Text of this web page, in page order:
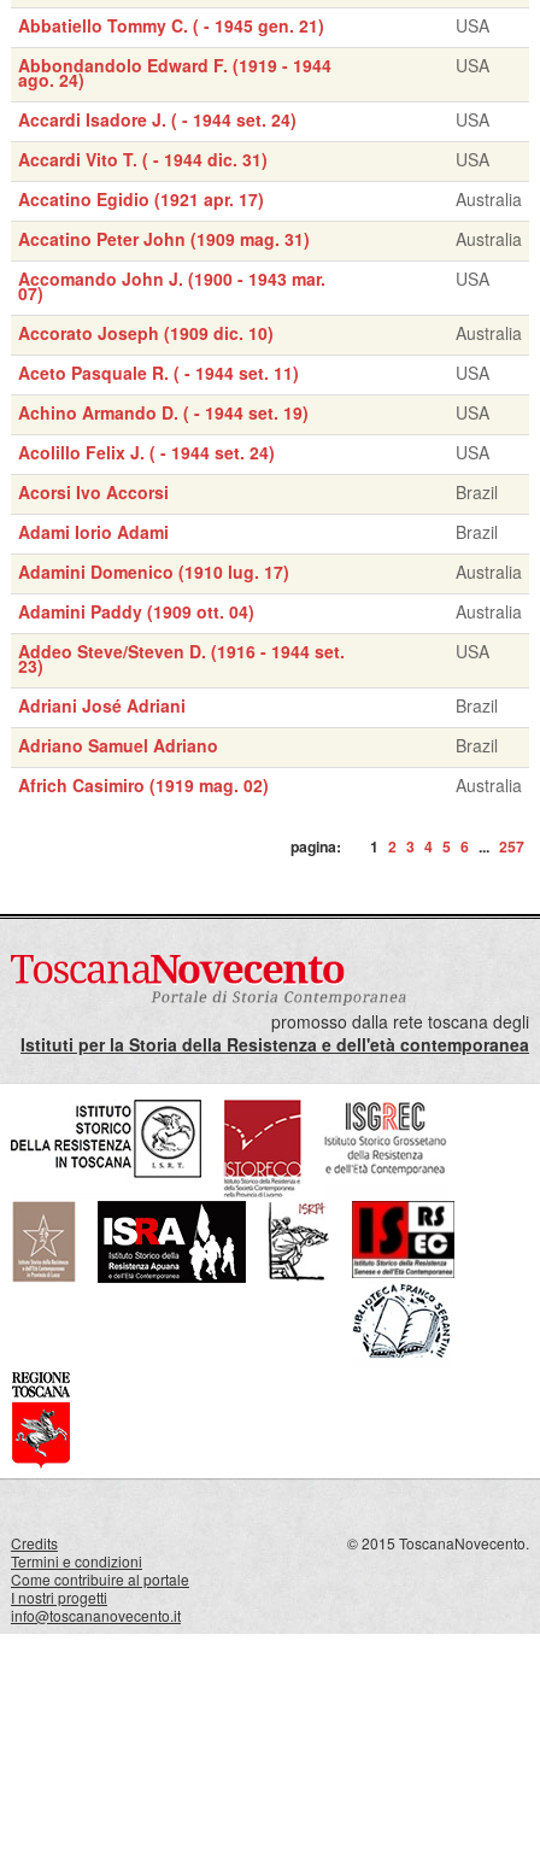
Abbatiello Tommy C. ( - 1945 gen. 21)
USA
Abbondandolo Edward F. (1919 - 1944
ago. 24)
USA
Accardi Isadore J. ( - 1944 set. 24)
USA
Accardi Vito T. ( - 1944 dic. 31)
USA
Accatino Egidio (1921 apr. 17)
Australia
Accatino Peter John (1909 mag. 31)
Australia
Accomando John J. (1900 - 1943 mar.
07)
USA
Accorato Joseph (1909 dic. 10)
Australia
Aceto Pasquale R. ( - 1944 set. 11)
USA
Achino Armando D. ( - 1944 set. 19)
USA
Acolillo Felix J. ( - 1944 set. 24)
USA
Acorsi Ivo Accorsi
Brazil
Adami Iorio Adami
Brazil
Adamini Domenico (1910 lug. 17)
Australia
Adamini Paddy (1909 ott. 04)
Australia
Addeo Steve/Steven D. (1916 - 1944 set.
23)
USA
Adriani José Adriani
Brazil
Adriano Samuel Adriano
Brazil
Africh Casimiro (1919 mag. 02)
Australia
pagina: 1 2 3 4 5 6 ... 257
promosso dalla rete toscana degli
Istituti per la Storia della Resistenza e dell'età contemporanea
Credits
Termini e condizioni
Come contribuire al portale
I nostri progetti
info@toscananovecento.it
© 2015 ToscanaNovecento.